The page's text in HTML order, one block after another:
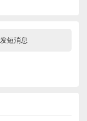
发短消息